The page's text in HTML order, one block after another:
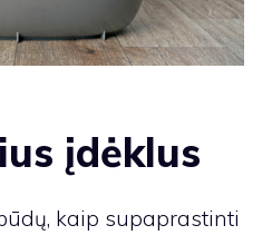
įdėklus
kaip supaprastinti